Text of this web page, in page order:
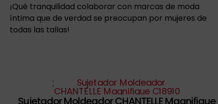
¡Qué tranquilidad colaborar con marcas de moda
íntima que de verdad se preocupan por mujeres de
todas las tallas!
Sujetador Moldeador CHANTELLE Magnifique